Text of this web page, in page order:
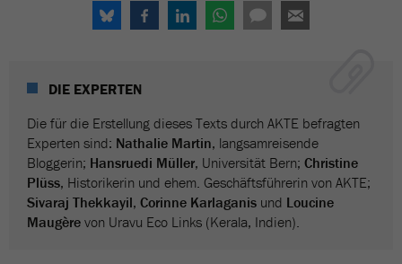
DIE EXPERTEN
Die für die Erstellung dieses Texts durch AKTE befragten
Experten sind: Nathalie Martin, langsamreisende
Bloggerin; Hansruedi Müller, Universität Bern; Christine
Plüss, Historikerin und ehem. Geschäftsführerin von AKTE;
Sivaraj Thekkayil, Corinne Karlaganis und Loucine
Maugère von Uravu Eco Links (Kerala, Indien).